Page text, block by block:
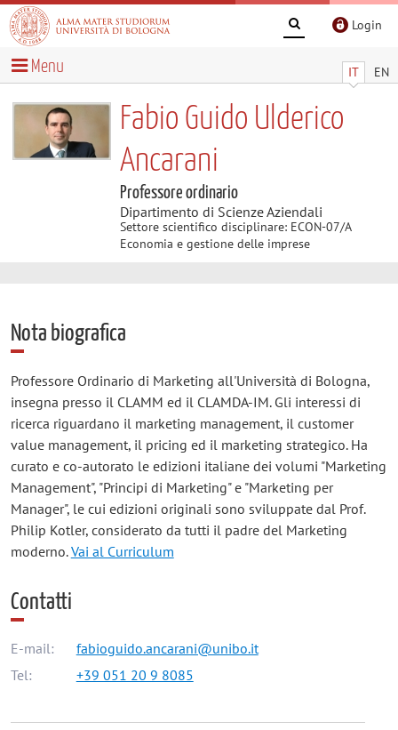
Login
IT EN
Menu
Fabio Guido Ulderico
Ancarani
Professore ordinario
Dipartimento di Scienze Aziendali
Settore scientifico disciplinare: ECON-07/A
Economia e gestione delle imprese
Nota biografica
Professore Ordinario di Marketing all'Università di Bologna,
insegna presso il CLAMM ed il CLAMDA-IM. Gli interessi di
ricerca riguardano il marketing management, il customer
value management, il pricing ed il marketing strategico. Ha
curato e co-autorato le edizioni italiane dei volumi "Marketing
Management", "Principi di Marketing" e "Marketing per
Manager", le cui edizioni originali sono sviluppate dal Prof.
Philip Kotler, considerato da tutti il padre del Marketing
moderno.Vai al Curriculum
Contatti
E-mail:
fabioguido.ancarani@unibo.it
Tel:
+39 051 20 9 8085